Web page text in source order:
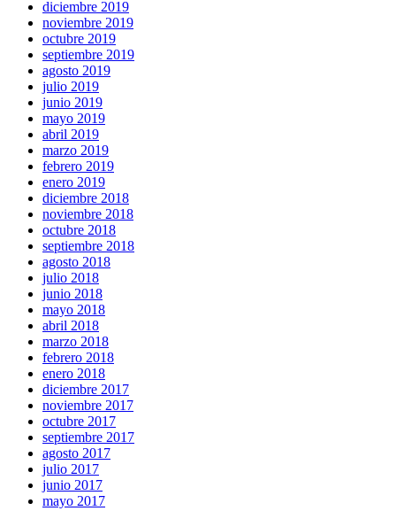
diciembre 2019
noviembre 2019
octubre 2019
septiembre 2019
agosto 2019
julio 2019
junio 2019
mayo 2019
abril 2019
marzo 2019
febrero 2019
enero 2019
diciembre 2018
noviembre 2018
octubre 2018
septiembre 2018
agosto 2018
julio 2018
junio 2018
mayo 2018
abril 2018
marzo 2018
febrero 2018
enero 2018
diciembre 2017
noviembre 2017
octubre 2017
septiembre 2017
agosto 2017
julio 2017
junio 2017
mayo 2017